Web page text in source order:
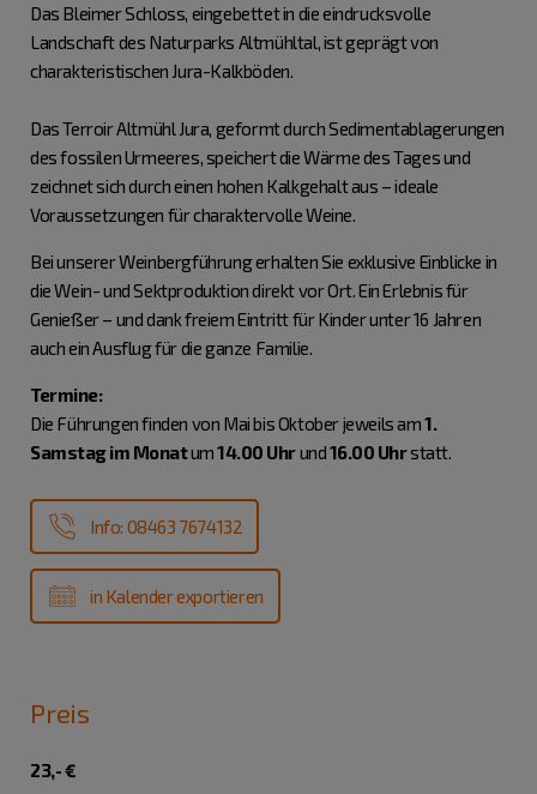
Das Bleimer Schloss, eingebettet in die eindrucksvolle
Landschaft des Naturparks Altmühltal, ist geprägt von
charakteristischen Jura-Kalkböden.
Das TerroirAltmühl Jura, geformt durch Sedimentablagerungen
des fossilen Urmeeres, speichert die Wärme des Tages und
zeichnet sich durch einen hohen Kalkgehalt aus – ideale
Voraussetzungen für charaktervolle Weine.
Bei unserer Weinbergführung erhalten Sie exklusive Einblicke in
die Wein- und Sektproduktion direkt vor Ort. Ein Erlebnis für
Genießer – und dank freiem Eintritt für Kinder unter 16 Jahren
auch ein Ausflug für die ganze Familie.
Termine:
Die Führungen finden von Mai bis Oktober jeweils am1.
Samstag im Monatum14.00 Uhrund16.00 Uhrstatt.
Info: 08463 7674132
in Kalender exportieren
Preis
23,- €